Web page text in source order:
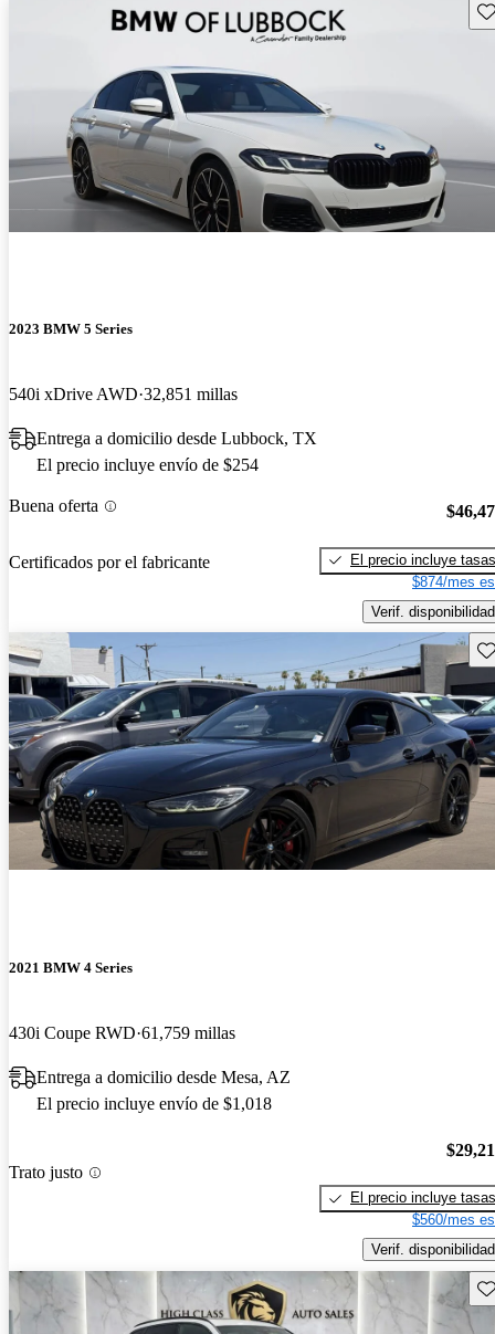
2023 BMW 5 Series
540i xDrive AWD 32,851 millas
Entrega a domicilio desde Lubbock, TX
El precio incluye envío de $254
Buena oferta
Certificados por el fabricante
El precio incluye tasas
$874/mes
Verif. disponibilidad
2021 BMW 4 Series
430i Coupe RWD 61,759 millas
Entrega a domicilio desde Mesa, AZ
El precio incluye envío de $1,018
Trato justo
El precio incluye tasas
$560/mes
Verif. disponibilidad